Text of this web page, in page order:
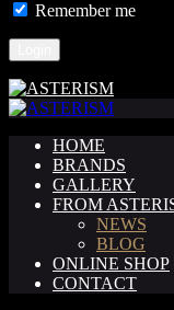
Remember me
HOME
BRANDS
GALLERY
FROM
NEWS
BLOG
ONLINE SHOP
CONTACT